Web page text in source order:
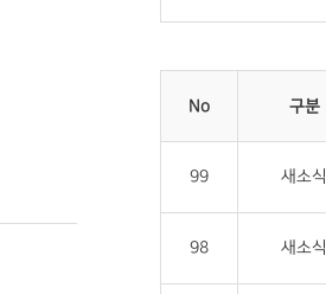
No 구분
99 새소식
98 새소식